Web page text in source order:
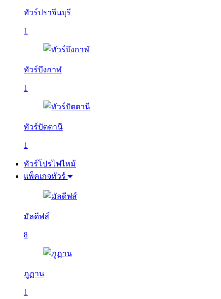
ทัวร์ปราจีนบุรี
1
ทัวร์บึงกาฬ
1
ทัวร์ปัตตานี
1
ทัวร์โปรไฟไหม้
แพ็คเกจทัวร์
มัลดีฟส์
8
ภูฏาน
1